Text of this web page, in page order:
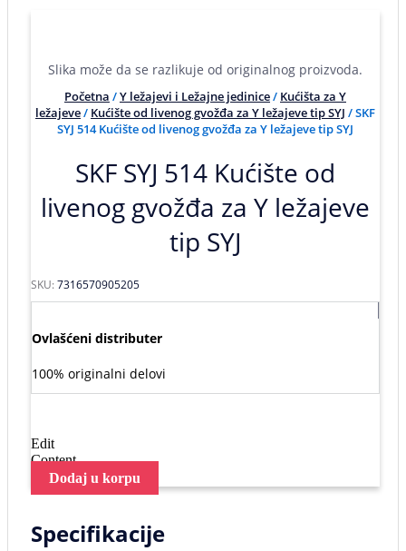
Slika može da se razlikuje od originalnog proizvoda.
Početna /Y ležajevi i Ležajne jedinice/ Kućišta za Y
ležajeve/ Kućište od livenog gvožđa za Y ležajeve tip SYJ / SKF
SYJ 514 Kućište od livenog gvožđa za Y ležajeve tip SYJ
SKF SYJ 514 Kućište od
livenog gvožđa za Y ležajeve
tip SYJ
SKU:7316570905205
Ovlašćeni distributer
100% originalni delovi
Edit
Content
Dodaj u korpu
Specifikacije